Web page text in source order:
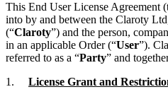
This End User License Agreement
into by and between the Claroty
(“Claroty”) and the person,
in an applicable Order (“User”).
referred to as a “Party” and
1. License Grant and